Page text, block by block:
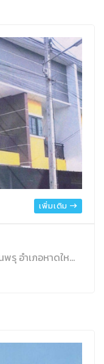
เพิ่มเติม
ลขที่ 8/9 ถนนคลองยานอก ตำบลบ้านพรุ อำเภอหาดใหญ่ จังหวัดสงขลา